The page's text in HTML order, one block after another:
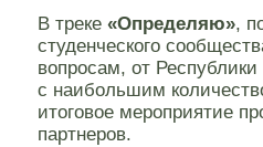
В треке «Определяю»,
студенческого
вопросам, от
с наибольшим
итоговое мероприятие
партнеров.